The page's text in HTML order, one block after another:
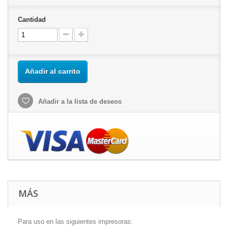
Cantidad
Añadir al carrito
Añadir a la lista de deseos
MÁS
Para uso en las siguientes impresoras: